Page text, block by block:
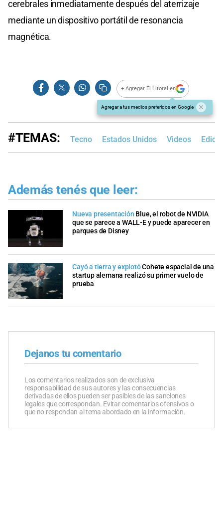
cerebrales inmediatamente después del aterrizaje
mediante un dispositivo portátil de resonancia
magnética.
+ Agregar El Litoral en
Agregar a tus medios preferidos en Google
#TEMAS: Tecno Estados Unidos Videos
Además tenés que leer:
Nueva presentación Blue, el robot de NVIDIA
que se parece a WALL-E y puede aparecer en
parques de Disney
Cayó a tierra y explotóCohete espacial de una
startup alemana realizó su primer vuelo de
prueba
Dejanos tu comentario
Los comentarios realizados son de exclusiva
responsabilidad de sus autores y las consecuencias
derivadas de ellos pueden ser pasibles de las sanciones
legales que correspondan. Evitar comentarios ofensivos o
que no respondan al tema abordado en la información.